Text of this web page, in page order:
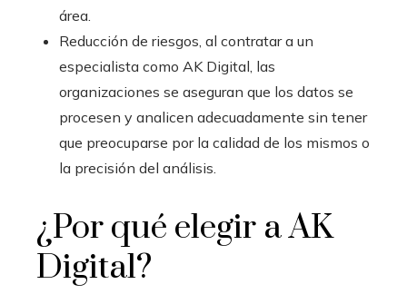
área.
Reducción de riesgos, al contratar a un
especialista como AK Digital, las
organizaciones se aseguran que los datos se
procesen y analicen adecuadamente sin tener
que preocuparse por la calidad de los mismos o
la precisión del análisis.
¿Por qué elegir a AK
Digital?